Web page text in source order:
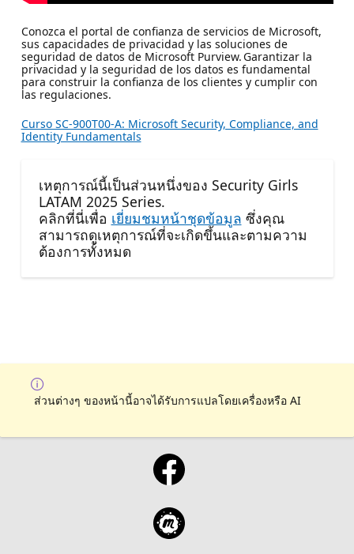
Conozca el portal de confianza de servicios de Microsoft,
sus capacidades de privacidad y las soluciones de
seguridad de datos de Microsoft Purview. Garantizar la
privacidad y la seguridad de los datos es fundamental
para construir la confianza de los clientes y cumplir con
las regulaciones.
Curso SC-900T00-A: Microsoft Security, Compliance, and
Identity Fundamentals
เหตุการณ์นี้เป็นส่วนหนึ่งของ Security Girls
LATAM 2025 Series.
คลิกที่นี่เพื่อ เยี่ยมชมหน้าชุดข้อมูล ซึ่งคุณ
สามารถดูเหตุการณ์ที่จะเกิดขึ้นและตามความ
ต้องการทั้งหมด
ส่วนต่างๆ ของหน้านี้อาจได้รับการแปลโดยเครื่องหรือ AI